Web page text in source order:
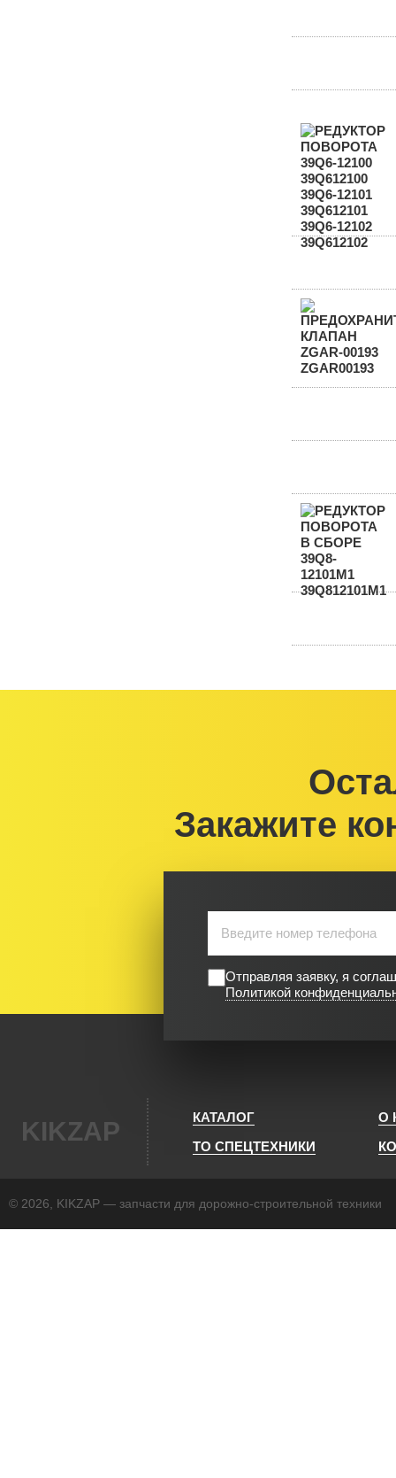
Закажите
Отправляя заявку, я
Политикой
KIKZAP КАТАЛОГ
О
ТО СПЕЦТЕХНИКИ
© 2026, KIKZAP — запчасти для дорожно-строительной техники